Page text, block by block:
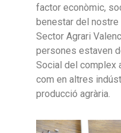
factor econòmic,
benestar del nostre
Sector Agrari
persones estaven
Social del complex
com en altres
producció agrària.